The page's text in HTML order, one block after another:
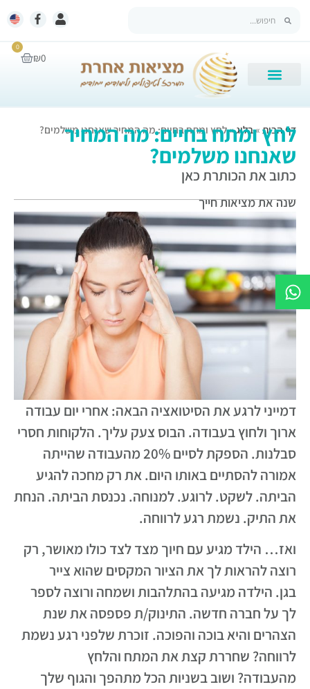
₪0
0
דף הבית »בלוג»לחץ ומתח בחיים: מה המחיר שאנחנו משלמים?
לחץ ומתח בחיים: מה המחיר
שאנחנו משלמים?
כתוב את הכותרת כאן
שנה את מציאות חייך
דמייני לרגע את הסיטואציה הבאה: אחרי יום עבודה
ארוך ולחוץ בעבודה. הבוס צעק עליך. הלקוחות חסרי
סבלנות. הספקת לסיים 20% מהעבודה שהייתה
אמורה להסתיים באותו היום. את רק מחכה להגיע
הביתה. לשקט. לרוגע. למנוחה. נכנסת הביתה. הנחת
את התיק. נשמת רגע לרווחה.
ואז… הילד מגיע עם חיוך מצד לצד כולו מאושר, רק
רוצה להראות לך את הציור המקסים שהוא צייר
בגן. הילדה מגיעה בהתלהבות ושמחה ורוצה לספר
לך על חברה חדשה. התינוק/ת פספסה את שנת
הצהרים והיא בוכה והפוכה. זוכרת שלפני רגע נשמת
לרווחה? שחררת קצת את המתח והלחץ
מהעבודה? ושוב בשניות הכל מתהפך והגוף שלך